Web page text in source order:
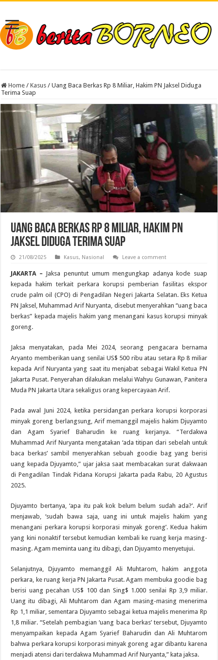
Home / Kasus / Uang Baca Berkas Rp 8 Miliar, Hakim PN Jaksel Diduga
Terima Suap
Uang Baca Berkas Rp 8 Miliar, Hakim PN
Jaksel Diduga Terima Suap
21/08/2025 Kasus, Nasional Leave a comment
JAKARTA – Jaksa penuntut umum mengungkap adanya kode suap
kepada hakim terkait perkara korupsi pemberian fasilitas ekspor
crude palm oil (CPO) di Pengadilan Negeri Jakarta Selatan. Eks Ketua
PN Jaksel, Muhammad Arif Nuryanta, disebut menyerahkan “uang baca
berkas” kepada majelis hakim yang menangani kasus korupsi minyak
goreng.
Jaksa menyatakan, pada Mei 2024, seorang pengacara bernama
Aryanto memberikan uang senilai US$ 500 ribu atau setara Rp 8 miliar
kepada Arif Nuryanta yang saat itu menjabat sebagai Wakil Ketua PN
Jakarta Pusat. Penyerahan dilakukan melalui Wahyu Gunawan, Panitera
Muda PN Jakarta Utara sekaligus orang kepercayaan Arif.
Pada awal Juni 2024, ketika persidangan perkara korupsi korporasi
minyak goreng berlangsung, Arif memanggil majelis hakim Djuyamto
dan Agam Syarief Baharudin ke ruang kerjanya. “Terdakwa
Muhammad Arif Nuryanta mengatakan ‘ada titipan dari sebelah untuk
baca berkas’ sambil menyerahkan sebuah goodie bag yang berisi
uang kepada Djuyamto,” ujar jaksa saat membacakan surat dakwaan
di Pengadilan Tindak Pidana Korupsi Jakarta pada Rabu, 20 Agustus
2025.
Djuyamto bertanya, ‘apa itu pak kok belum belum sudah ada?’. Arif
menjawab, ‘sudah bawa saja, uang ini untuk majelis hakim yang
menangani perkara korupsi korporasi minyak goreng’. Kedua hakim
yang kini nonaktif tersebut kemudian kembali ke ruang kerja masing-
masing. Agam meminta uang itu dibagi, dan Djuyamto menyetujui.
Selanjutnya, Djuyamto memanggil Ali Muhtarom, hakim anggota
perkara, ke ruang kerja PN Jakarta Pusat. Agam membuka goodie bag
berisi uang pecahan US$ 100 dan Sing$ 1.000 senilai Rp 3,9 miliar.
Uang itu dibagi, Ali Muhtarom dan Agam masing-masing menerima
Rp 1,1 miliar, sementara Djuyamto sebagai ketua majelis menerima Rp
1,8 miliar. “Setelah pembagian ‘uang baca berkas’ tersebut, Djuyamto
menyampaikan kepada Agam Syarief Baharudin dan Ali Muhtarom
bahwa perkara korupsi korporasi minyak goreng agar dibantu karena
menjadi atensi dari terdakwa Muhammad Arif Nuryanta,” kata jaksa.